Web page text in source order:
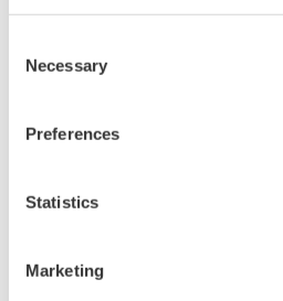
Selection
Necessary
Preferences
Statistics
Marketing